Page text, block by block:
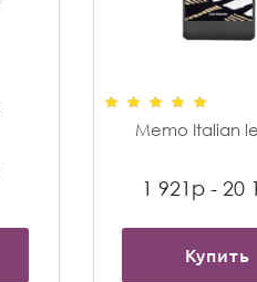
Memo Italian
1 921р - 20
Купить